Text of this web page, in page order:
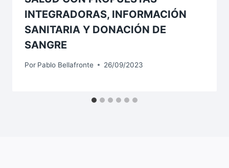
INTEGRADORAS, INFORMACIÓN
SANITARIA Y DONACIÓN DE
SANGRE
Por Pablo Bellafronte 26/09/2023